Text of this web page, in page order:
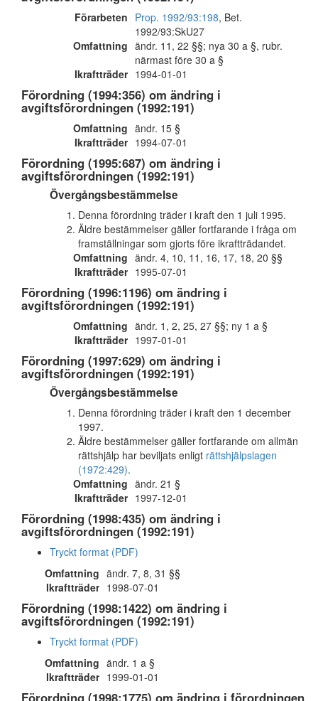
Förarbeten Prop. 1992/93:198, Bet.
1992/93:SkU27
Omfattning ändr. 11, 22 §§; nya 30 a §, rubr.
närmast före 30 a §
Ikraftträder 1994-01-01
Förordning (1994:356) om ändring i
avgiftsförordningen (1992:191)
Omfattning ändr. 15 §
Ikraftträder 1994-07-01
Förordning (1995:687) om ändring i
avgiftsförordningen (1992:191)
Övergångsbestämmelse
Denna förordning träder i kraft den 1 juli 1995.
Äldre bestämmelser gäller fortfarande i fråga om
framställningar som gjorts före ikraftträdandet.
Omfattning ändr. 4, 10, 11, 16, 17, 18, 20 §§
Ikraftträder 1995-07-01
Förordning (1996:1196) om ändring i
avgiftsförordningen (1992:191)
Omfattning ändr. 1, 2, 25, 27 §§; ny 1 a §
Ikraftträder 1997-01-01
Förordning (1997:629) om ändring i
avgiftsförordningen (1992:191)
Övergångsbestämmelse
Denna förordning träder i kraft den 1 december
1997.
Äldre bestämmelser gäller fortfarande om allmän
rättshjälp har beviljats enligt rättshjälpslagen
(1972:429).
Omfattning ändr. 21 §
Ikraftträder 1997-12-01
Förordning (1998:435) om ändring i
avgiftsförordningen (1992:191)
Tryckt format (PDF)
Omfattning ändr. 7, 8, 31 §§
Ikraftträder 1998-07-01
Förordning (1998:1422) om ändring i
avgiftsförordningen (1992:191)
Tryckt format (PDF)
Omfattning ändr. 1 a §
Ikraftträder 1999-01-01
Förordning (1998:1775) om ändring i förordningen